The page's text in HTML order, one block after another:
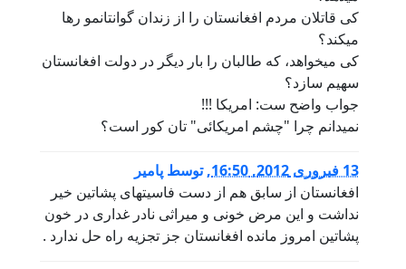
کی قاتلان مردم افغانستان را از زندان گوانتانمو رها
میکند؟
کی میخواهد، که طالبان را بار دیگر در دولت افغانستان
سهیم سازد؟
جواب واضح ست: امریکا !!!
نمیدانم چرا "چشم امریکائی" تان کور است؟
13 فبروری 2012, 16:50 ,توسطپامیر
افغانستان از سابق هم از دست فاسیتهای پشاتین خیر
نداشت و این مرض خونی و میراثی نادر غداری در خون
پشاتین امروز مانده افغانستان جز تجزیه راه حل ندارد .